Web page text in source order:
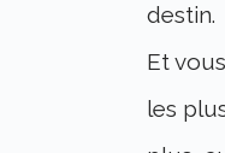
destin.
Et
les